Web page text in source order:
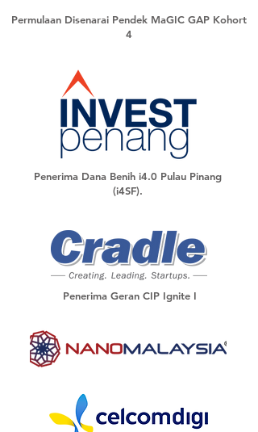
Permulaan Disenarai Pendek MaGIC GAP Kohort
4
Penerima Dana Benih i4.0 Pulau Pinang
(i4SF).
Penerima Geran CIP Ignite I